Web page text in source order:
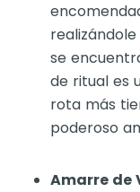
se
de ritual es
rota más
poderoso
Amarre de